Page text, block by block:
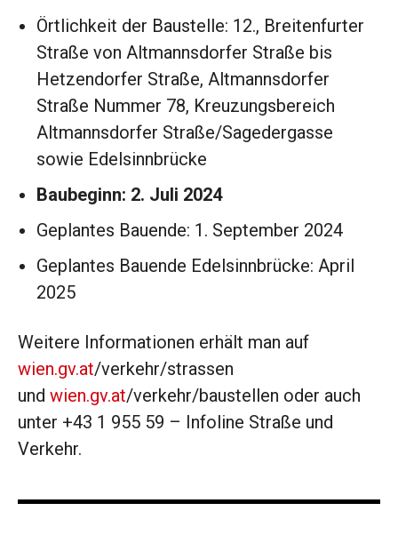
Örtlichkeit der Baustelle: 12., Breitenfurter
Straße von Altmannsdorfer Straße bis
Hetzendorfer Straße, Altmannsdorfer
Straße Nummer 78, Kreuzungsbereich
Altmannsdorfer Straße/Sagedergasse
sowie Edelsinnbrücke
Baubeginn: 2. Juli 2024
Geplantes Bauende: 1. September 2024
Geplantes Bauende Edelsinnbrücke: April
2025
Weitere Informationen erhält man auf
wien.gv.at/verkehr/strassen
und wien.gv.at/verkehr/baustellen oder auch
unter +43 1 955 59 – Infoline Straße und
Verkehr.